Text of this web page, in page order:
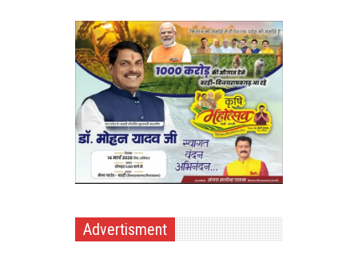
Advertisment